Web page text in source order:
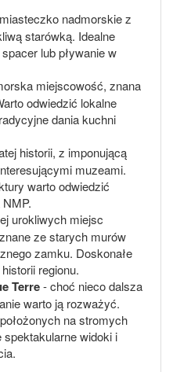
nadmorskie z
starówką. Idealne
lub pływanie w
miejscowość, znana
odwiedzić lokalne
dania kuchni
historii, z imponującą
muzeami.
warto odwiedzić
urokliwych miejsc
ze starych murów
zamku. Doskonałe
regionu.
Terre- choć nieco dalsza
warto ją rozważyć.
na stromych
widoki i